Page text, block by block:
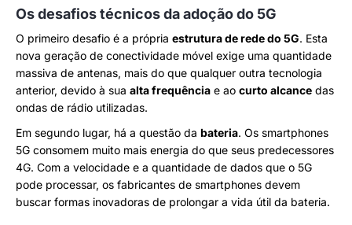
Os desafios técnicos da adoção do 5G
O primeiro desafio é a própria estrutura de rede do 5G. Esta
nova geração de conectividade móvel exige uma quantidade
massiva de antenas, mais do que qualquer outra tecnologia
anterior, devido à sua alta frequência e ao curto alcance das
ondas de rádio utilizadas.
Em segundo lugar, há a questão da bateria. Os smartphones
5G consomem muito mais energia do que seus predecessores
4G. Com a velocidade e a quantidade de dados que o 5G
pode processar, os fabricantes de smartphones devem
buscar formas inovadoras de prolongar a vida útil da bateria.